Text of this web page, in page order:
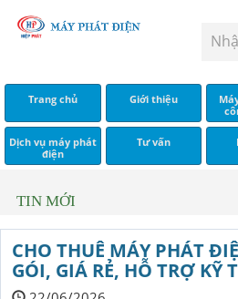
Trang chủ Giới thiệu
Dịch vụ máy phát
điện
Tư vấn
TIN MỚI
CHO THUÊ MÁY PHÁT
GÓI, GIÁ RẺ, HỖ TRỢ KỸ